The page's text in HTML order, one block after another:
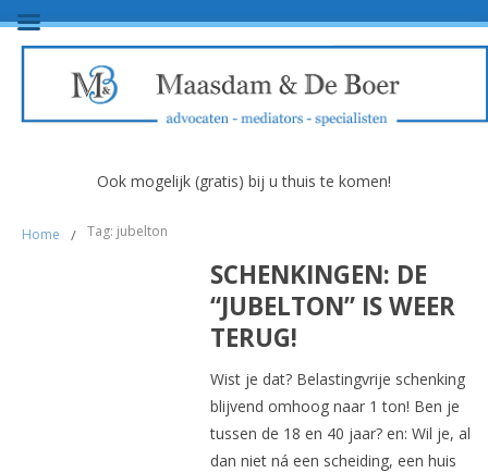
Ook mogelijk (gratis) bij u thuis te komen!
Home / Tag: jubelton
SCHENKINGEN: DE
“JUBELTON” IS WEER
TERUG!
Wist je dat? Belastingvrije schenking
blijvend omhoog naar 1 ton! Ben je
tussen de 18 en 40 jaar? en: Wil je, al
dan niet ná een scheiding, een huis